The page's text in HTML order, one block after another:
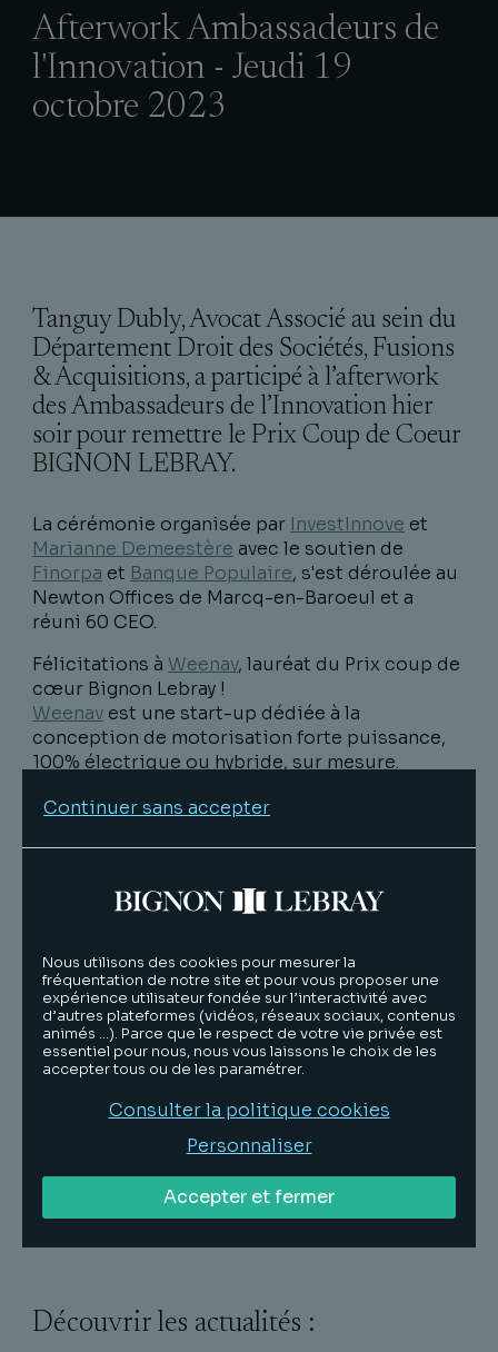
Afterwork Ambassadeurs de
l'Innovation - Jeudi 19
octobre 2023
Tanguy Dubly, Avocat Associé au sein du
Département Droit des Sociétés, Fusions
& Acquisitions, a participé à l’afterwork
des Ambassadeurs de l’Innovation hier
soir pour remettre le Prix Coup de Coeur
BIGNON LEBRAY.
La cérémonie organisée par InvestInnove et
Marianne Demeestère avec le soutien de
Finorpa et Banque Populaire, s'est déroulée au
Newton Offices de Marcq-en-Baroeul et a
réuni 60 CEO.
Félicitations à Weenav, lauréat du Prix coup de
cœur Bignon Lebray !
Weenav est une start-up dédiée à la
conception de motorisation forte puissance,
100% électrique ou hybride, sur mesure.
ainsi qu’aux projets de retrofit.
Aux côtés des Entrepreneurs depuis 40 ans, le
pour les start-ups en leur proposant des
Tanguy
Dubly
Découvrir les actualités :
Continuer sans accepter
Nous utilisons des cookies pour mesurer la
fréquentation de notre site et pour vous proposer une
expérience utilisateur fondée sur l’interactivité avec
d’autres plateformes (vidéos, réseaux sociaux, contenus
animés …). Parce que le respect de votre vie privée est
essentiel pour nous, nous vous laissons le choix de les
accepter tous ou de les paramétrer.
Consulter la politique cookies
Personnaliser
Accepter et fermer